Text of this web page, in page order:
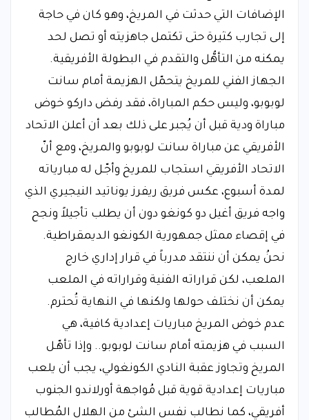
الإضافات التي حدثت في المريخ، وهو كان في حاجة
إلى تجارب كثيرة حتى تكتمل جاهزيته أو تصل لحد
يمكنه من التأهُّل والتقدم في البطولة الأفريقية.
الجهاز الفني للمريخ يتحمّل الهزيمة أمام سانت
لوبوبو، وليس حكم المباراة، فقد رفض داركو خوض
مباراة ودية قبل أن يُجبر على ذلك بعد أن أعلن الاتحاد
الأفريقي عن مباراة سانت لوبوبو والمريخ، ومع أنّ
الاتحاد الأفريقي استجاب للمريخ وأجّـل له مبارياته
لمدة أسبوع، عكس فريق ريفرز يوناتيد النيجيري الذي
واجه فريق أغيل دو كونغو دون أن يطلب تأجيلاً ونجح
في إقصاء ممثل جمهورية الكونغو الديمقراطية.
نحنُ يمكن أن ننتقد مدرباً في قرار إداري خارج
الملعب، لكن قراراته الفنية وقراراته في الملعب
يمكن أن نختلف حولها ولكنها في النهاية تُحترم.
عدم خوض المريخ مباريات إعدادية كافية، هي
السبب في هزيمته أمام سانت لوبوبو.. وإذا تأهّـل
المريخ وتجاوز عقبة النادي الكونغولي، يجب أن يلعب
مباريات إعدادية قوية قبل مُواجهة أورلاندو الجنوب
أفريقي، كما نطالب نفس الشئ من الهلال المُطالب